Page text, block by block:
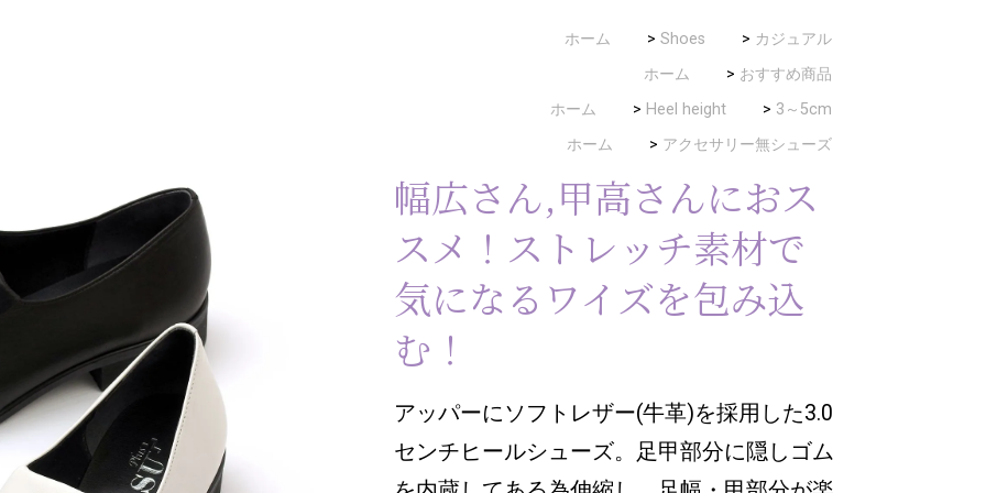
ホーム > Shoes > カジュアル
ホーム
> おすすめ商品
ホーム
> Heel height > 3～5cm
ホーム
> アクセサリー無シューズ
幅広さん,甲高さんにおス
スメ！ストレッチ素材で
気になるワイズを包み込
む！
アッパーにソフトレザー(牛革)を採用した3.0
センチヒールシューズ。足甲部分に隠しゴム